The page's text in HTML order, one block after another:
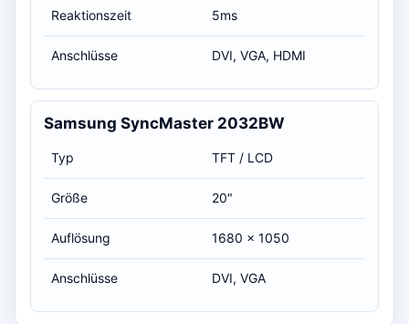
Reaktionszeit 5ms
Anschlüsse DVI, VGA, HDMI
Samsung SyncMaster 2032BW
Typ TFT / LCD
Größe 20"
Auflösung 1680 x 1050
Anschlüsse DVI, VGA